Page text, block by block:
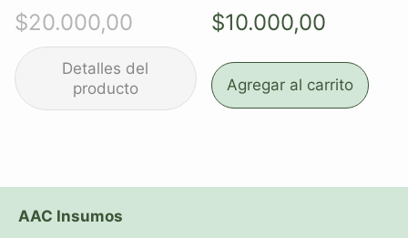
$20.000,00 $10.000,00
Agregar al carrito
AAC Insumos